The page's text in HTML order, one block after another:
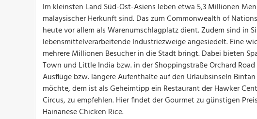
Im kleinsten Land Süd-Ost-Asiens leben etwa 5,3 Millionen
malaysischer Herkunft sind. Das zum Commonwealth of
heute vor allem als Warenumschlagplatz dient. Zudem sind in
lebensmittelverarbeitende Industriezweige angesiedelt. Eine
mehrere Millionen Besucher in die Stadt bringt. Dabei bieten
Town und Little India bzw. in der Shoppingstraße Orchard
Ausflüge bzw. längere Aufenthalte auf den Urlaubsinseln
möchte, dem ist als Geheimtipp ein Restaurant der Hawker
Circus, zu empfehlen. Hier findet der Gourmet zu günstigen
Hainanese Chicken Rice.